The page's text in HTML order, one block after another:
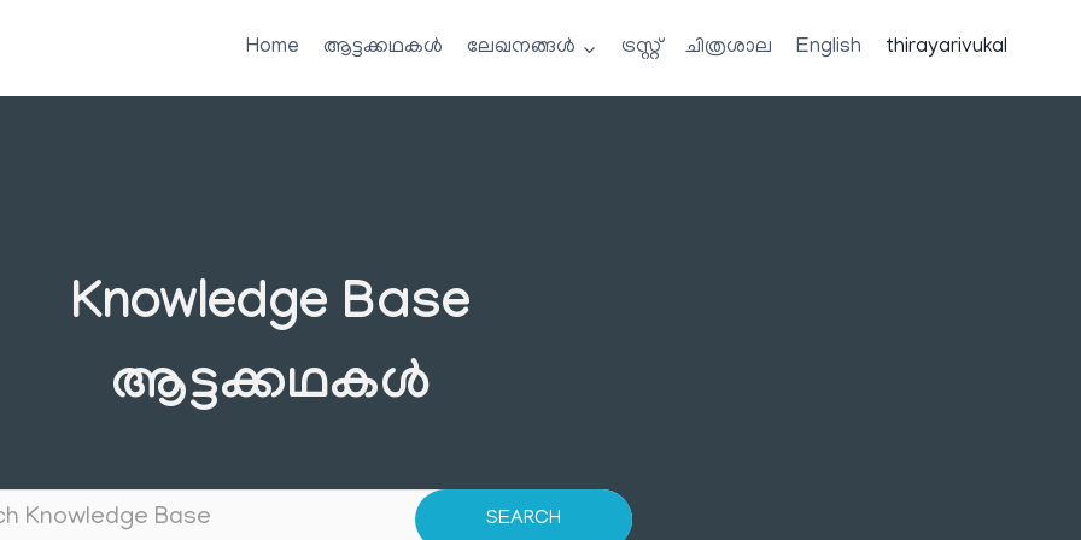
Home ആട്ടക്കഥകൾ ലേഖനങ്ങൾ ട്രസ്റ്റ് ചിത്രശാല English thirayarivukal
Knowledge Base
ആട്ടക്കഥകൾ